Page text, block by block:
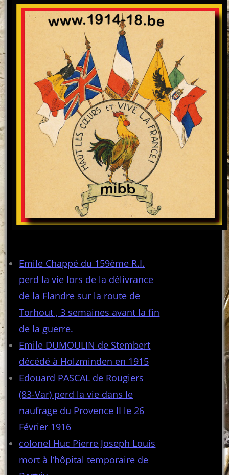
Emile Chappé du 159ème R.I.
perd la vie lors de la délivrance
de la Flandre sur la route de
Torhout , 3 semaines avant la fin
de la guerre.
Emile DUMOULIN de Stembert
décédé à Holzminden en 1915
Edouard PASCAL de Rougiers
(83-Var) perd la vie dans le
naufrage du Provence II le 26
Février 1916
colonel Huc Pierre Joseph Louis
mort à l’hôpital temporaire de